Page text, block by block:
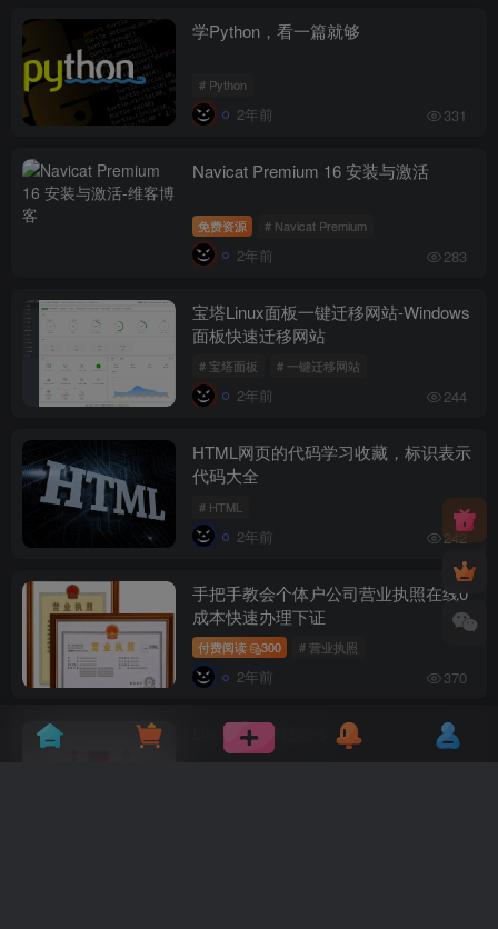
学Python，看一篇就够
# Python
2年前 331
Navicat Premium 16 安装与激活
免费资源 # Navicat Premium
2年前 283
宝塔Linux面板一键迁移网站-Windows
面板快速迁移网站
# 宝塔面板 # 一键迁移网站
2年前 244
HTML网页的代码学习收藏，标识表示
代码大全
# HTML
2年前 242
手把手教会个体户公司营业执照在线0
成本快速办理下证
付费阅读 300 # 营业执照
2年前 370
Linux必会基础命令